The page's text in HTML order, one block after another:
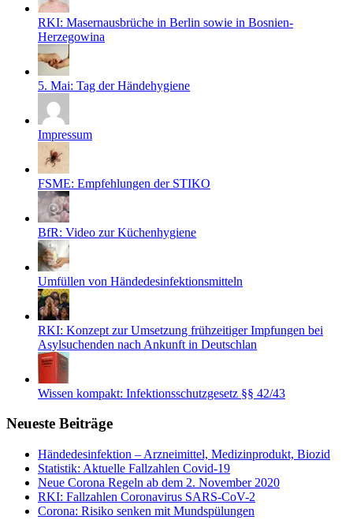
RKI: Masernausbrüche in Berlin sowie in Bosnien-
Herzegowina
5. Mai: Tag der Händehygiene
Impressum
FSME: Empfehlungen der STIKO
BfR: Video zur Küchenhygiene
Umfüllen von Händedesinfektionsmitteln
RKI: Konzept zur Umsetzung frühzeitiger Impfungen bei
Asylsuchenden nach Ankunft in Deutschlan
Wissen kompakt: Infektionsschutzgesetz §§ 42/43
Neueste Beiträge
Händedesinfektion – Arzneimittel, Medizinprodukt, Biozid
Statistik: Aktuelle Fallzahlen Covid-19
Neue Corona Regeln ab dem 2. November 2020
RKI: Fallzahlen Coronavirus SARS-CoV-2
Corona: Risiko senken mit Mundspülungen